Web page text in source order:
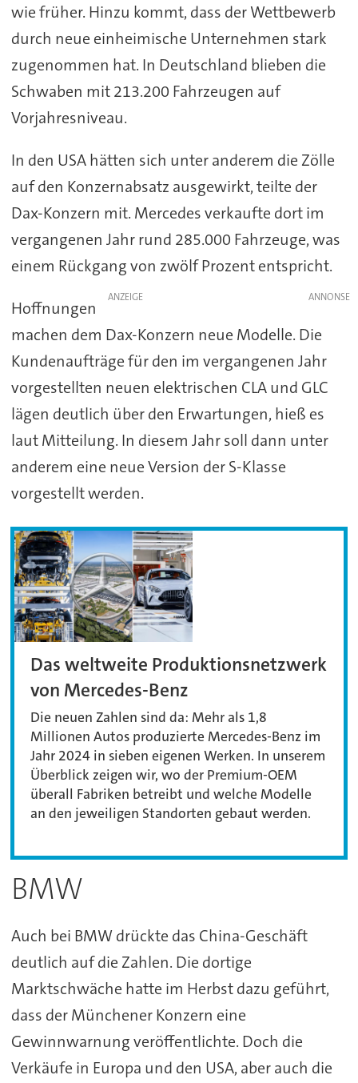
wie früher. Hinzu kommt, dass der Wettbewerb
durch neue einheimische Unternehmen stark
zugenommen hat. In Deutschland blieben die
Schwaben mit 213.200 Fahrzeugen auf
Vorjahresniveau.
In den USA hätten sich unter anderem die Zölle
auf den Konzernabsatz ausgewirkt, teilte der
Dax-Konzern mit. Mercedes verkaufte dort im
vergangenen Jahr rund 285.000 Fahrzeuge, was
einem Rückgang von zwölf Prozent entspricht.
ANZEIGE
Hoffnungen
machen dem Dax-Konzern neue Modelle. Die
Kundenaufträge für den im vergangenen Jahr
vorgestellten neuen elektrischen CLA und GLC
lägen deutlich über den Erwartungen, hieß es
laut Mitteilung. In diesem Jahr soll dann unter
anderem eine neue Version der S-Klasse
vorgestellt werden.
Das weltweite Produktionsnetzwerk
von Mercedes-Benz
Die neuen Zahlen sind da: Mehr als 1,8
Millionen Autos produzierte Mercedes-Benz im
Jahr 2024 in sieben eigenen Werken. In unserem
Überblick zeigen wir, wo der Premium-OEM
überall Fabriken betreibt und welche Modelle
an den jeweiligen Standorten gebaut werden.
BMW
Auch bei BMW drückte das China-Geschäft
deutlich auf die Zahlen. Die dortige
Marktschwäche hatte im Herbst dazu geführt,
dass der Münchener Konzern eine
Gewinnwarnung veröffentlichte. Doch die
Verkäufe in Europa und den USA, aber auch die